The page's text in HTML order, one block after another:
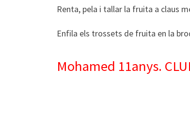
Renta, pela i tallar la fruita a claus
Enfila els trossets de fruita en la
Mohamed 11anys.